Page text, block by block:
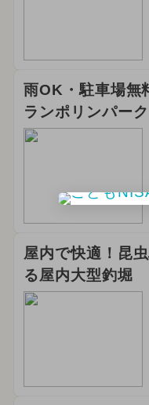
雨OK・駐車場無
ランポリンパーク
屋内で快適！昆
る屋内大型釣堀